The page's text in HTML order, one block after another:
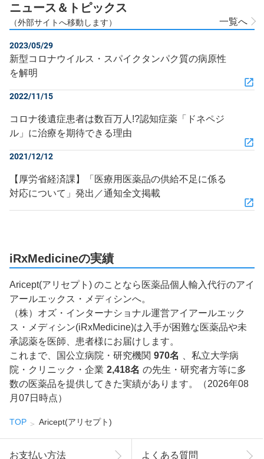
ニュース＆トピックス
（外部サイトへ移動します） 一覧へ
2023/05/29
新型コロナウイルス・スパイクタンパク質の病原性
を解明
2022/11/15
コロナ後遺症患者は数百万人!?認知症薬「ドネペジ
ル」に治療を期待できる理由
2021/12/12
【厚労省経済課】「医療用医薬品の供給不足に係る
対応について」発出／通知全文掲載
iRxMedicineの実績
Aricept(アリセプト) のことなら医薬品個人輸入代行のアイ
アールエックス・メディシンへ。
（株）オズ・インターナショナル運営アイアールエック
ス・メディシン(iRxMedicine)は入手が困難な医薬品や未
承認薬を医師、患者様にお届けします。
これまで、国公立病院・研究機関 970名
、私立大学病
院・クリニック・企業 2,418名 の先生・研究者方等に多
数の医薬品を提供してきた実績があります。（2026年08
月07日時点）
TOP Aricept(アリセプト)
お支払い方法 よくある質問